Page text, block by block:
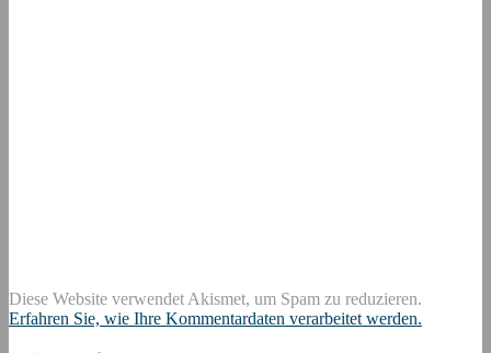
Diese Website verwendet Akismet, um Spam zu reduzieren.
Erfahren Sie, wie Ihre Kommentardaten verarbeitet werden.